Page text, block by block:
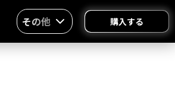
その他 購入する